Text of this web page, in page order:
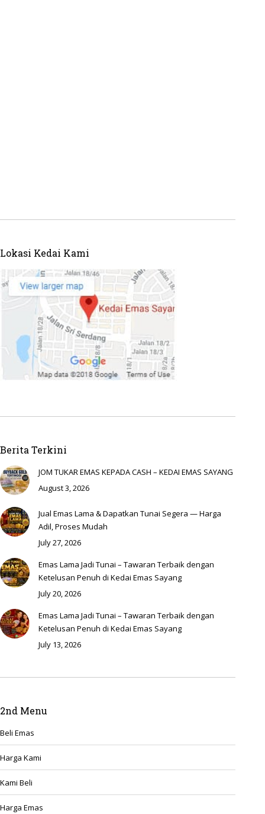
Lokasi Kedai Kami
Berita Terkini
JOM TUKAR EMAS KEPADA CASH – KEDAI EMAS SAYANG
August 3, 2026
Jual Emas Lama & Dapatkan Tunai Segera — Harga
Adil, Proses Mudah
July 27, 2026
Emas Lama Jadi Tunai – Tawaran Terbaik dengan
Ketelusan Penuh di Kedai Emas Sayang
July 20, 2026
Emas Lama Jadi Tunai – Tawaran Terbaik dengan
Ketelusan Penuh di Kedai Emas Sayang
July 13, 2026
2nd Menu
Beli Emas
Harga Kami
Kami Beli
Harga Emas